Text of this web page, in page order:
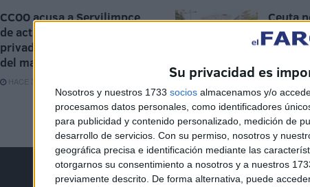
Su privacidad es
Nosotros y nuestros 1733 socios almacenamos y/o
procesamos datos personales, como identificadores
para publicidad y contenido personalizado, medición de
desarrollo de servicios. Con su permiso, nosotros y
geográfica precisa e identificación mediante las
otorgarnos su consentimiento a nosotros y a nuestros
previamente descrito. De forma alternativa, puede
CCOO acusa a Servilimpce
de actuar como en su etapa
privada por culpa del "eje
del mal"
HACE 3 HORAS
Ceuta
HACE 4